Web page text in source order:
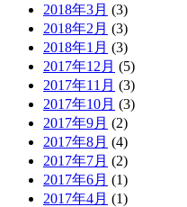
2018年3月 (3)
2018年2月 (3)
2018年1月 (3)
2017年12月 (5)
2017年11月 (3)
2017年10月 (3)
2017年9月 (2)
2017年8月 (4)
2017年7月 (2)
2017年6月 (1)
2017年4月 (1)